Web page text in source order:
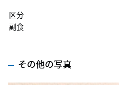
区分
副食
その他の写真